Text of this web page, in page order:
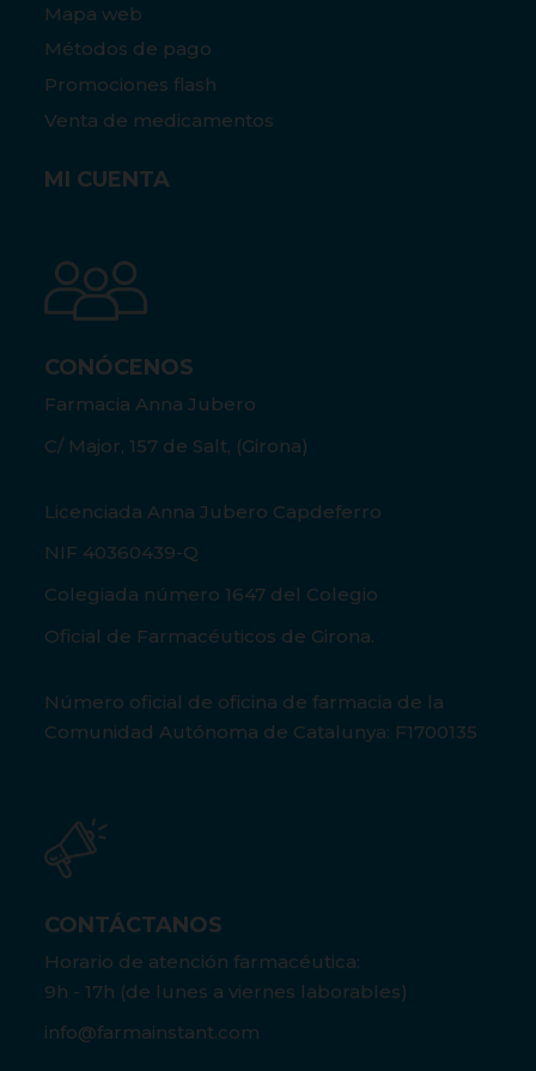
Mapa web
Métodos de pago
Promociones flash
Venta de medicamentos
MI CUENTA
CONÓCENOS
Farmacia Anna Jubero
C/ Major, 157 de Salt, (Girona)
Licenciada Anna Jubero Capdeferro
NIF 40360439-Q
Colegiada número 1647 del Colegio
Oficial de Farmacéuticos de Girona.
Número oficial de oficina de farmacia de la
Comunidad Autónoma de Catalunya: F1700135
CONTÁCTANOS
Horario de atención farmacéutica:
9h - 17h (de lunes a viernes laborables)
info@farmainstant.com